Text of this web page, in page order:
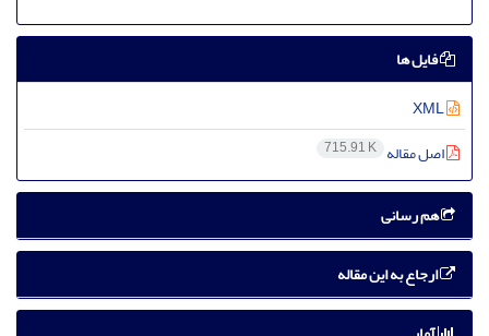
فایل ها
اصل مقاله 715.91 K
هم رسانی
ارجاع به این مقاله